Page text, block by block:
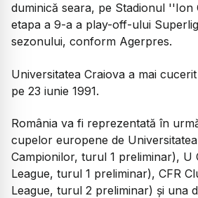
duminică seara, pe Stadionul
etapa a 9-a a play-off-ului
sezonului, conform Agerpres.
Universitatea Craiova a mai
pe 23 iunie 1991.
România va fi reprezentată în
cupelor europene de
Campionilor, turul 1 preliminar), U
League, turul 1 preliminar), CFR
League, turul 2 preliminar) și una